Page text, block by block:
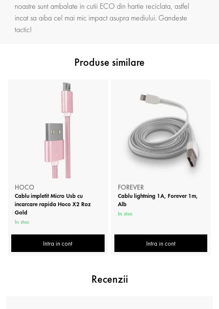
noastre sunt ambalate in cutii ECO din hartie reciclata, astfel
incat sa aiba cel mai mic impact asupra mediului. Gandeste
tactic!
Produse similare
HOCO
Cablu impletit Micro Usb cu
incarcare rapida Hoco X2 Roz
Gold
In stoc
Intra in cont
FOREVER
Cablu lightning 1A, Forever 1m,
Alb
In stoc
Intra in cont
Recenzii